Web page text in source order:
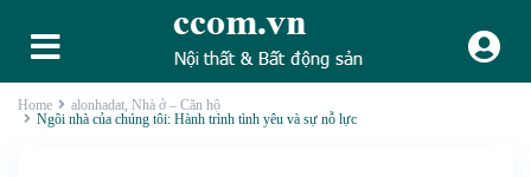
Home alonhadat, Nhà ở – Căn hộ
Ngôi nhà của chúng tôi: Hành trình tình yêu và sự nỗ lực